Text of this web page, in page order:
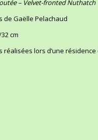
– Velvet-fronted Nuthatch
de Gaëlle Pelachaud
cm
réalisées lors d’une résidence